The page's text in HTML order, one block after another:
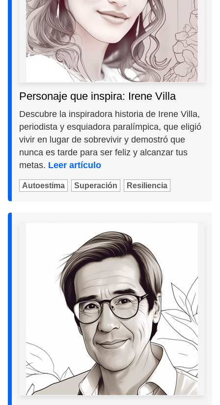
Personaje que inspira: Irene Villa
Descubre la inspiradora historia de Irene Villa,
periodista y esquiadora paralímpica, que eligió
vivir en lugar de sobrevivir y demostró que
nunca es tarde para ser feliz y alcanzar tus
metas. Leer artículo
Autoestima Superación Resiliencia